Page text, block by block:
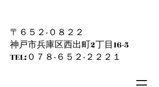
〒６５２-０８２２
神戸市兵庫区西出町2丁目16-5
​TEL:０７８-６５２-２２２１